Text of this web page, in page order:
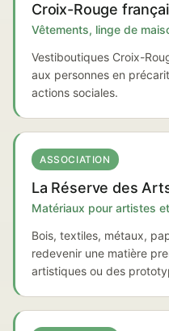
Croix-Rouge
Vêtements, linge de
Vestiboutiques Croix-
aux personnes en
actions sociales.
ASSOCIATION
La Réserve des
Matériaux pour artistes
Bois, textiles, métaux,
redevenir une matière
artistiques ou des